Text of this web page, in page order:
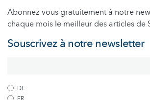
Abonnez-vous gratuitement à notre
chaque mois le meilleur des articles de
Souscrivez à notre newsletter
DE